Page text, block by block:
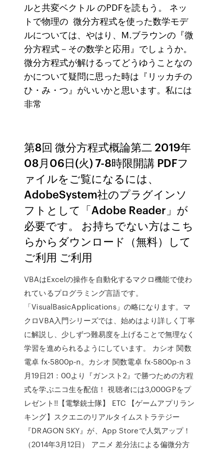
ルと共変ベクトル のPDFを読もう。 ネッ
トで物理の 微分方程式を使った数学モデ
ルについては、やはり、M.ブラウンの『微
分方程式－その数学と応用』でしょうか。
微分方程式が解けるってどうゆうことなの
かについて疑問に思った時は『リッカチの
ひ・み・つ』がいいかと思います。私には
非常
第8回 微分方程式概論第二 2019年
08月06日(火) 7-8時限開講 PDFフ
ァイルをご覧になるには、
AdobeSystem社のプラグインソ
フトとして「Adobe Reader」が
必要です。 お持ちでない方はこち
らからダウンロード（無料）して
ご利用 ご利用
VBAはExcelの操作を自動化するマクロ機能で使わ
れているプログラミング言語です。
「VisualBasicApplications」の略になります。マ
クロVBA入門シリーズでは、始めはより詳しく丁寧
に解説し、少しずつ難易度を上げることで無理なく
学習を進められるようにしています。 カシオ 関数
電卓 fx-5800p-n。カシオ 関数電卓 fx-5800p-n 3
月19日21：00より『ガンスト2』で勝つための方程
式を学ぶニコ生を配信！ 視聴者には3,000GPをプ
レゼント!!【電撃銃士隊】 ETC 【ゲームアプリラン
キング】スクエニのリアルタイムストラテジー
『DRAGON SKY』が、App Storeで人気アップ！
（2014年3月12日） アニメ 差分法による偏微分方